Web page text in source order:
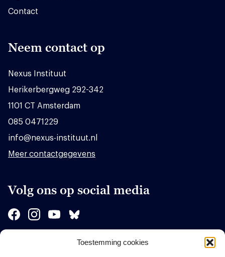
Toestemming cookies
Contact
Neem contact op
Nexus Instituut
Herikerbergweg 292-342
1101 CT Amsterdam
085 0471229
info@nexus-instituut.nl
Meer contactgegevens
Volg ons op social media